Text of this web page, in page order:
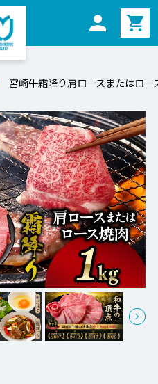
メニュー
宮崎牛霜降り肩ロースまたはロ